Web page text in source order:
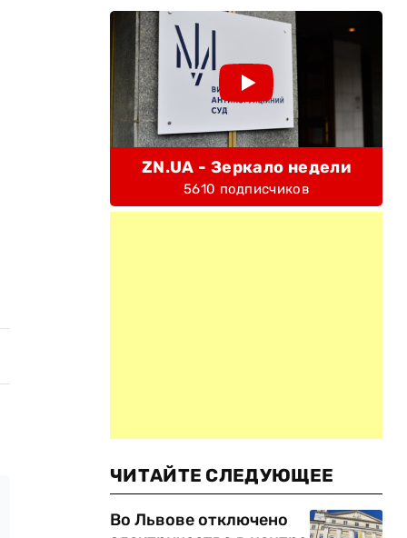
ZN.UA - Зеркало недели
5610 подписчиков
ЧИТАЙТЕ СЛЕДУЮЩЕЕ
Во Львове отключено